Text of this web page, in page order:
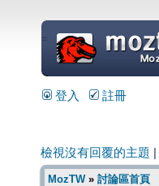
=
登入 註冊
檢視沒有回覆的主題
MozTW» 討論區首頁